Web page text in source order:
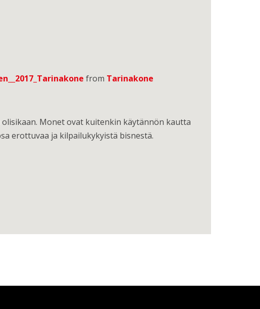
from Tarinakone
Monet ovat kuitenkin käytännön kautta
erottuvaa ja kilpailukykyistä bisnestä.